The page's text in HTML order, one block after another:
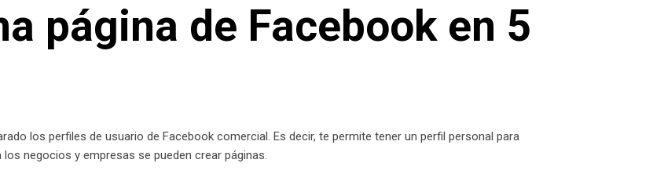
página de Facebook en 5
los perfiles de usuario de Facebook comercial. Es decir, te permite tener un perfil personal para
negocios y empresas se pueden crear páginas.